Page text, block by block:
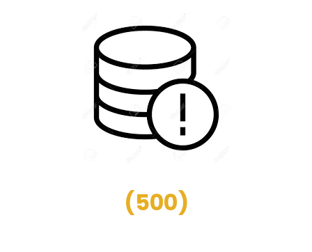
(500)